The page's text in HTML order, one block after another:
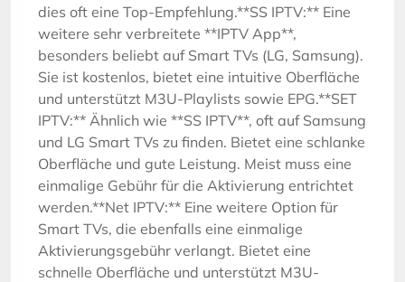
dies oft eine Top-Empfehlung.**SS IPTV:** Eine
weitere sehr verbreitete **IPTV App**,
besonders beliebt auf Smart TVs (LG, Samsung).
Sie ist kostenlos, bietet eine intuitive Oberfläche
und unterstützt M3U-Playlists sowie EPG.**SET
IPTV:** Ähnlich wie **SS IPTV**, oft auf Samsung
und LG Smart TVs zu finden. Bietet eine schlanke
Oberfläche und gute Leistung. Meist muss eine
einmalige Gebühr für die Aktivierung entrichtet
werden.**Net IPTV:** Eine weitere Option für
Smart TVs, die ebenfalls eine einmalige
Aktivierungsgebühr verlangt. Bietet eine
schnelle Oberfläche und unterstützt M3U-